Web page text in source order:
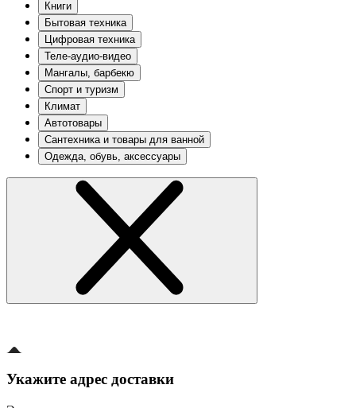
Книги
Бытовая техника
Цифровая техника
Теле-аудио-видео
Мангалы, барбекю
Спорт и туризм
Климат
Автотовары
Сантехника и товары для ванной
Одежда, обувь, аксессуары
Укажите адрес доставки